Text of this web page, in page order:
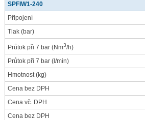
SPFIW1-240
Připojení
Tlak (bar)
Průtok při 7 bar (Nm3/h)
Průtok při 7 bar (l/min)
Hmotnost(kg)
Cena bez DPH
Cena vč. DPH
Cena bez DPH